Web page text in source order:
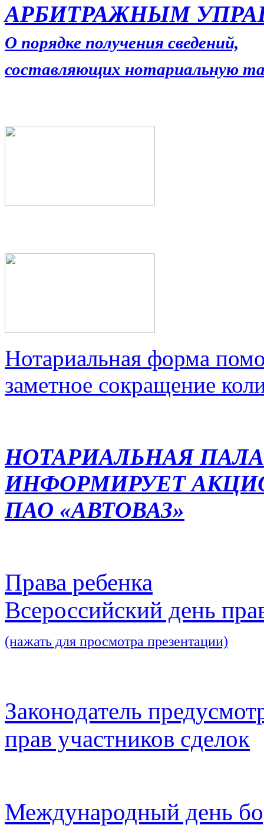
АРБИТРАЖНЫМ
О порядке получения сведений,
составляющих нотариальную
Нотариальная форма
заметное сокращение
НОТАРИАЛЬНАЯ
ИНФОРМИРУЕТ
ПАО «АВТОВАЗ»
Права ребенка
Всероссийский день
(нажать для просмотра презентации)
Законодатель
прав участников сделок
Международный день